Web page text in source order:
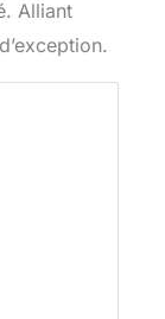
Alliant